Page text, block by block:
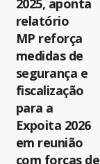
2025, aponta
relatório
MP reforça
medidas de
segurança e
fiscalização
para a
Expoita 2026
em reunião
com forças de